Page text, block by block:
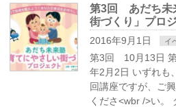
第3回 あだち未
街づくり」プロ
2016年9月1日 イ
第3回 10月13日
年2月2日 いずれも
回講座ですが、ご
くださ<wbr />い。